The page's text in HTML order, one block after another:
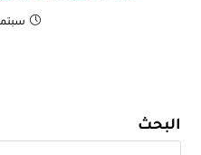
سبتمبر
البحث